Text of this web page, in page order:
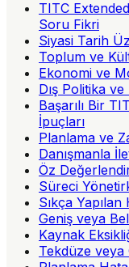
TITC
Soru Fikri
Siyasi Tarih
Toplum ve
Ekonomi ve
Dış Politika
Başarılı Bir
İpuçları
Planlama ve
Danışmanla
Öz
Süreci
Sıkça
Geniş veya
Kaynak
Tekdüze veya